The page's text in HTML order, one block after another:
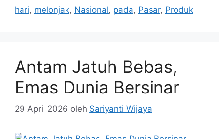
hari, melonjak, Nasional, pada, Pasar, Produk
Antam Jatuh Bebas,
Emas Dunia Bersinar
29 April 2026 oleh Sariyanti Wijaya